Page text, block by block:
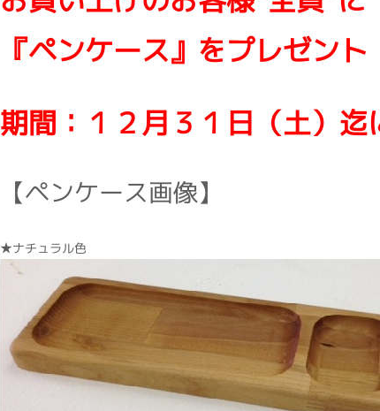
『ペンケース』をプレゼント
期間：１２月３１日（土）迄
【ペンケース画像】
★ナチュラル色